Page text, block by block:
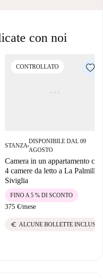
con noi
CONTROLLATO
STANZA■
DISPONIBILE DAL 09
AGOSTO
Camera in un appartamento con
4 camere da letto a La Palmilla,
Siviglia
375 €/mese
FINO A 5 % DI SCONTO
euro ALCUNE BOLLETTE INCLUSE